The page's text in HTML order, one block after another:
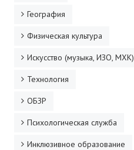
География
Физическая культура
Искусство (музыка, ИЗО, МХК)
Технология
ОБЗР
Психологическая служба
Инклюзивное образование